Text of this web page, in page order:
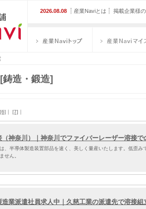
2026.08.08 産業Naviとは 掲載企業様
造・鍛造]
[6] ｜ [7] ｜
（神奈川）｜神奈川でファイバーレーザー溶接
、半導体製造装置部品を速く、美しく量産いたします。低歪
せん。
造業派遣社員求人中｜久慈工業の派遣先で溶接組